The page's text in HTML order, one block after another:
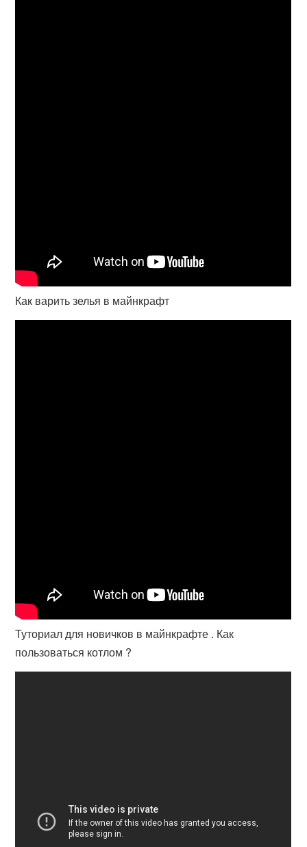
Как варить зелья в майнкрафт
Туториал для новичков в майнкрафте . Как
пользоваться котлом ?